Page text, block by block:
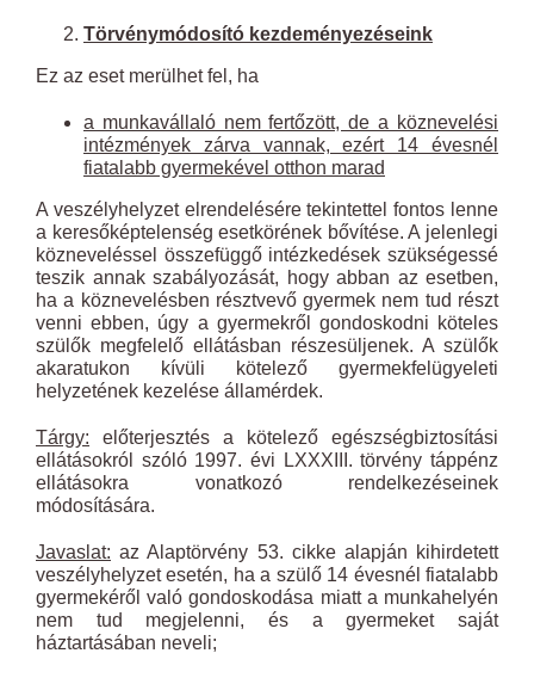
Törvénymódosító kezdeményezéseink
Ez az eset merülhet fel, ha
a munkavállaló nem fertőzött, de a köznevelési
intézmények zárva vannak, ezért 14 évesnél
fiatalabb gyermekével otthon marad
A veszélyhelyzet elrendelésére tekintettel fontos lenne
a keresőképtelenség esetkörének bővítése. A jelenlegi
közneveléssel összefüggő intézkedések szükségessé
teszik annak szabályozását, hogy abban az esetben,
ha a köznevelésben résztvevő gyermek nem tud részt
venni ebben, úgy a gyermekről gondoskodni köteles
szülők megfelelő ellátásban részesüljenek. A szülők
akaratukon kívüli kötelező gyermekfelügyeleti
helyzetének kezelése államérdek.
Tárgy: előterjesztés a kötelező egészségbiztosítási
ellátásokról szóló 1997. évi LXXXIII. törvény táppénz
ellátásokra vonatkozó rendelkezéseinek
módosítására.
Javaslat: az Alaptörvény 53. cikke alapján kihirdetett
veszélyhelyzet esetén, ha a szülő 14 évesnél fiatalabb
gyermekéről való gondoskodása miatt a munkahelyén
nem tud megjelenni, és a gyermeket saját
háztartásában neveli;